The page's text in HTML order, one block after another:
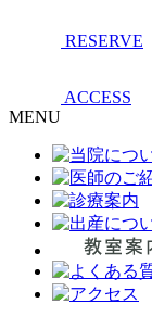
RESERVE
ACCESS
MENU